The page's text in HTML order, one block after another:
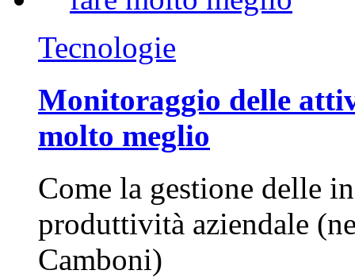
Tecnologie
Monitoraggio delle
molto meglio
Come la gestione delle
produttività aziendale
Camboni)